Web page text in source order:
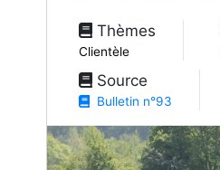
Thèmes
Clientèle
Source
Bulletin n°93